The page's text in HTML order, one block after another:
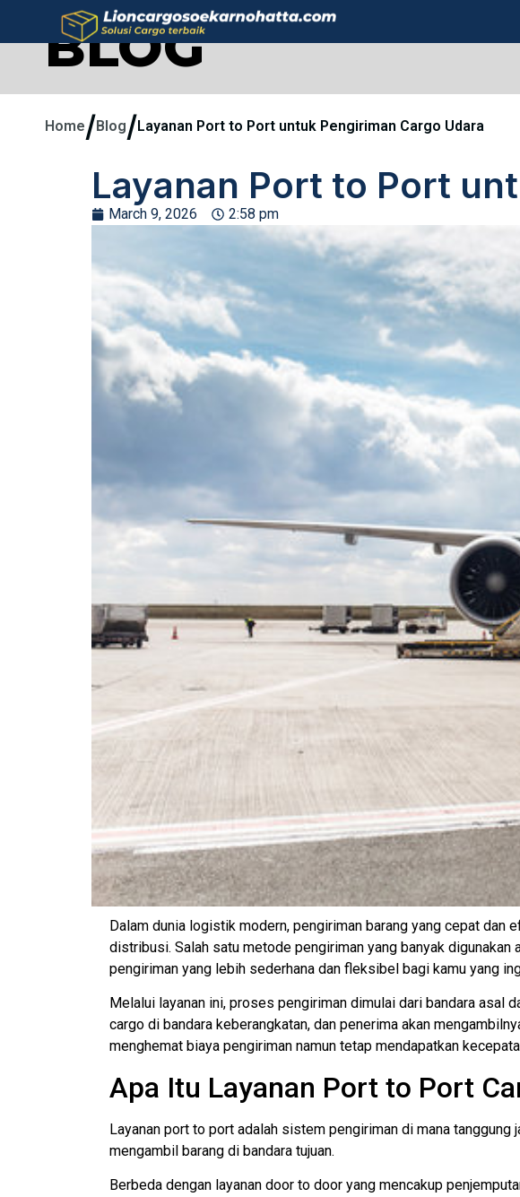
BLOG
Home/Blog/Layanan Port to Port untuk Pengiriman Cargo Udara
Layanan Port to Port
March 9, 2026 2:58 pm
Dalam dunia logistik modern, pengiriman barang yang cepat dan
distribusi. Salah satu metode pengiriman yang banyak
pengiriman yang lebih sederhana dan fleksibel bagi kamu yang
Melalui layanan ini, proses pengiriman dimulai dari bandara asal
cargo di bandara keberangkatan, dan penerima akan
menghemat biaya pengiriman namun tetap mendapatkan
Apa Itu Layanan Port to Port
Layanan port to port adalah sistem pengiriman di mana
mengambil barang di bandara tujuan.
Berbeda dengan layanan door to door yang mencakup